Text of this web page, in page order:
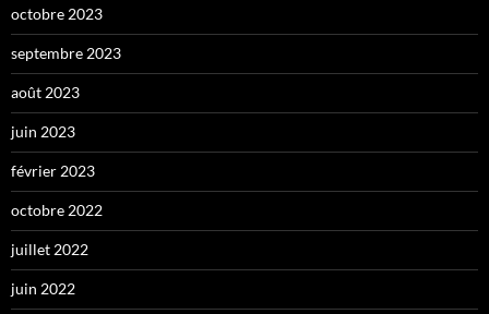
octobre 2023
septembre 2023
août 2023
juin 2023
février 2023
octobre 2022
juillet 2022
juin 2022